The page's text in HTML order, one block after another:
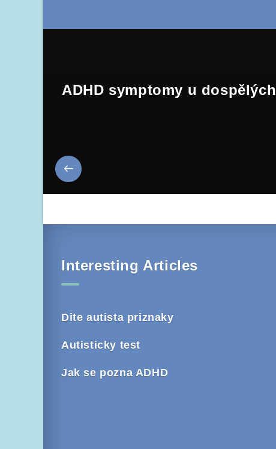
ADHD symptomy u dospělých
Interesting Articles
Dite autista priznaky
Autisticky test
Jak se pozna ADHD